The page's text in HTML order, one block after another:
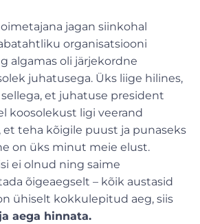
jagan siinkohal
organisatsiooni
algamas oli järjekordne
juhatusega. Üks liige hilines,
et juhatuse president
koosolekust ligi veerand
teha kõigile puust ja punaseks
on üks minut meie elust.
ei olnud ning saime
õigeaegselt – kõik austasid
ühiselt kokkulepitud aeg, siis
aega hinnata.